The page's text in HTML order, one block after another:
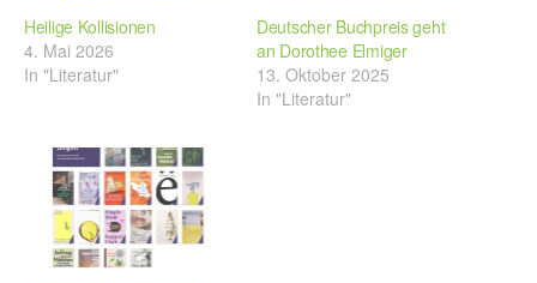
Heilige Kollisionen
4. Mai 2026
In "Literatur"
Deutscher Buchpreis geht
an Dorothee Elmiger
13. Oktober 2025
In "Literatur"